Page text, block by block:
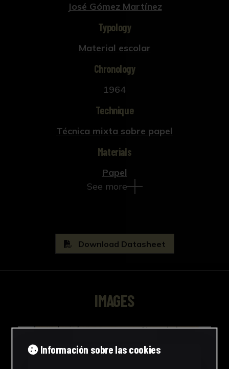
José Gómez Martínez
Typology
Material escolar
Chronology
1964
Technique
Técnica mixta sobre papel
Materials
Papel
See more
Download Datasheet
IMAGES
Información sobre las cookies